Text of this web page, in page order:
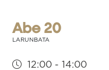
Abe 20
LARUNBATA
12:00 - 14:00